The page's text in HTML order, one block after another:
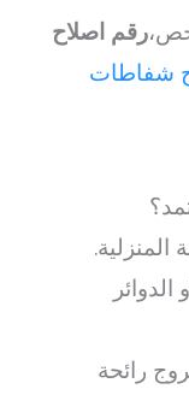
رقم اصلاح
شفاطات
المنزلية.
رائحة